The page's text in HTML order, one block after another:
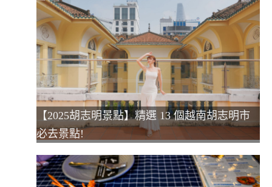
【2025胡志明景點】精選 13 個越南胡志明市
必去景點!